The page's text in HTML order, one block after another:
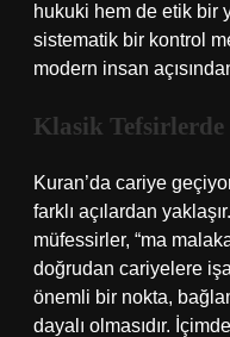
hukuki hem de etik bir
sistematik bir kontrol
modern insan
Klasik
Kuran’da cariye
farklı açılardan
müfessirler, “ma
doğrudan cariyelere
önemli bir nokta,
dayalı olmasıdır.